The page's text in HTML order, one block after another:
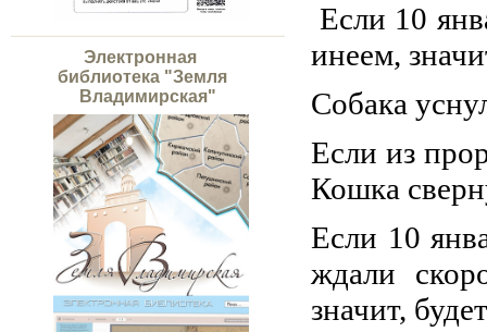
Электронная
библиотека "Земля
Владимирская"
Если 10
инеем,
Собака
Если из
Кошка
Если 10
ждали
значит,